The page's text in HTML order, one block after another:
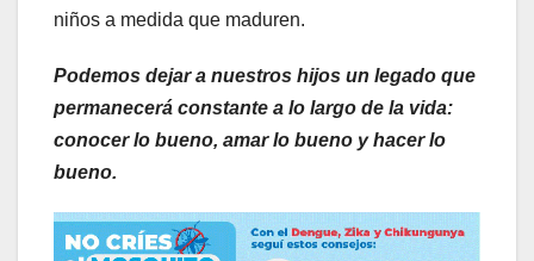
niños a medida que maduren.
Podemos dejar a nuestros hijos un legado que
permanecerá constante a lo largo de la vida:
conocer lo bueno, amar lo bueno y hacer lo
bueno.